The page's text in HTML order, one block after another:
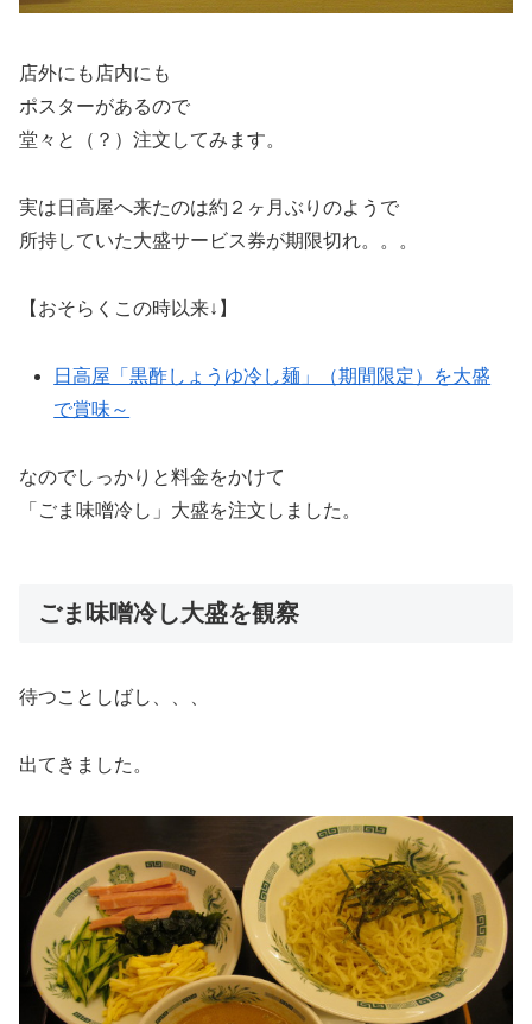
店外にも店内にも
ポスターがあるので
堂々と（？）注文してみます。
実は日高屋へ来たのは約２ヶ月ぶりのようで
所持していた大盛サービス券が期限切れ。。。
【おそらくこの時以来↓】
日高屋「黒酢しょうゆ冷し麺」（期間限定）を大盛
で賞味～
なのでしっかりと料金をかけて
「ごま味噌冷し」大盛を注文しました。
ごま味噌冷し大盛を観察
待つことしばし、、、
出てきました。